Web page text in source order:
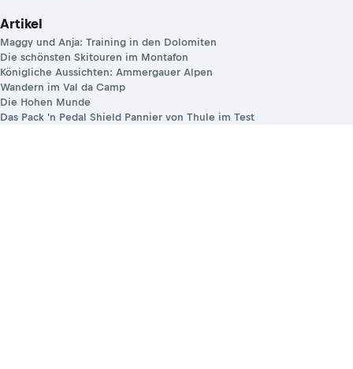
Artikel
Maggy und Anja: Training in den Dolomiten
Die schönsten Skitouren im Montafon
Königliche Aussichten: Ammergauer Alpen
Wandern im Val da Camp
Die Hohen Munde
Das Pack 'n Pedal Shield Pannier von Thule im Test